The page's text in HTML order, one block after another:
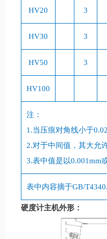
HV20 3
HV30 3
HV50 3
HV100
注：
1.当压痕对角线小于
2.对于中间值，其大允
3.表中值是以0.001mm
表中内容摘于GB/
硬度计主机外形：